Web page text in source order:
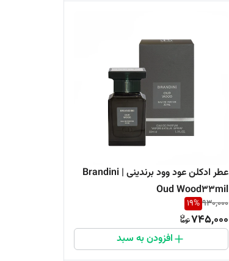
عطر ادکلن عود وود برندینی | Brandini
Oud Wood33mil
930,000
19%
745,000
افزودن به سبد